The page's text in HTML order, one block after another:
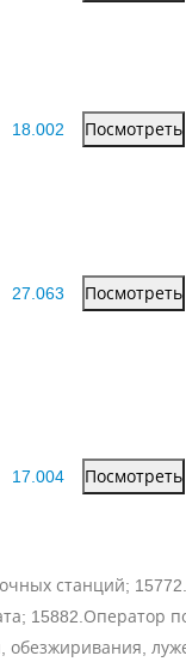
18.002 Посмотреть
27.063 Посмотреть
17.004 Посмотреть
станций;
15882.Оператор
обезжиривания,